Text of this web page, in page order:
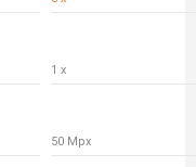
1 x
50 Mpx